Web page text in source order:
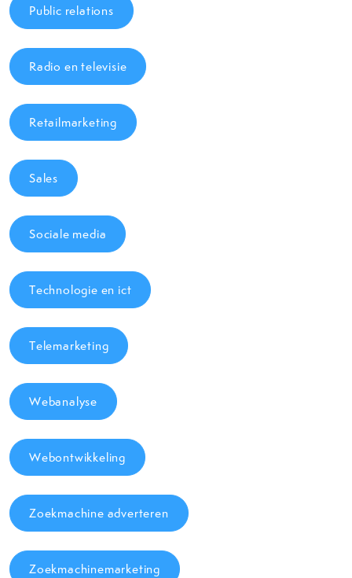
Public relations
Radio en televisie
Retailmarketing
Sales
Sociale media
Technologie en ict
Telemarketing
Webanalyse
Webontwikkeling
Zoekmachine adverteren
Zoekmachinemarketing